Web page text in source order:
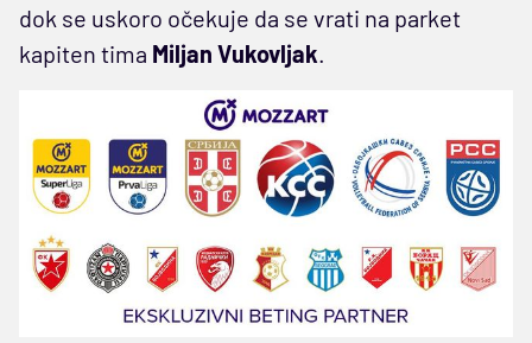
dok se uskoro očekuje da se vrati na parket
kapiten tima Miljan Vukovljak.